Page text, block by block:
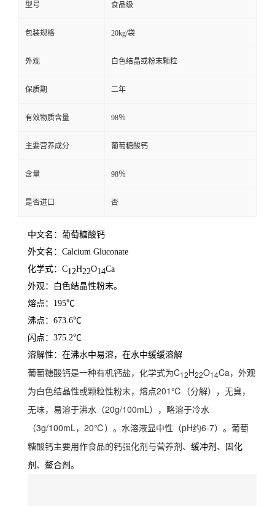
型号 食品级
包装规格 20kg/袋
外观 白色结晶或粉末颗粒
保质期 二年
有效物质含量 98％
主要营养成分 葡萄糖酸钙
含量 98％
是否进口 否
中文名：葡萄糖酸钙
外文名：Calcium Gluconate
化学式：C12H22O14Ca
外观：白色结晶性粉末。
熔点：195℃
沸点：673.6℃
闪点：375.2℃
溶解性：在沸水中易溶，在水中缓缓溶解
葡萄糖酸钙是一种有机钙盐，化学式为C12H22O14Ca，外观
为白色结晶性或颗粒性粉末，熔点201℃（分解），无臭，
无味，易溶于沸水（20g/100mL），略溶于冷水
（3g/100mL， 20℃）。水溶液显中性（pH约6-7）。葡萄
糖酸钙主要用作食品的钙强化剂与营养剂、 缓冲剂 、
固化
剂 、 鳌合剂 。